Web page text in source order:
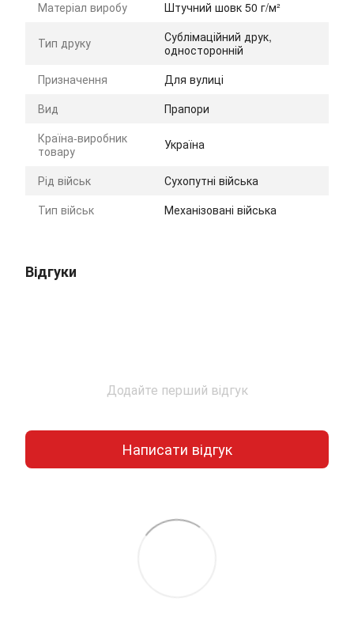
Матеріал виробу
Штучний шовк 50 г/м²
Тип друку
Сублімаційний друк,
односторонній
Призначення
Для вулиці
Вид
Прапори
Країна-виробник
товару
Україна
Рід військ
Сухопутні війська
Тип військ
Механізовані війська
Відгуки
Додайте перший відгук
Написати відгук